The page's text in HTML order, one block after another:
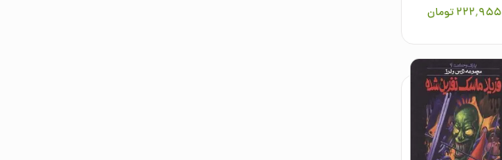
۲۲۲٬۹۵۵تومان